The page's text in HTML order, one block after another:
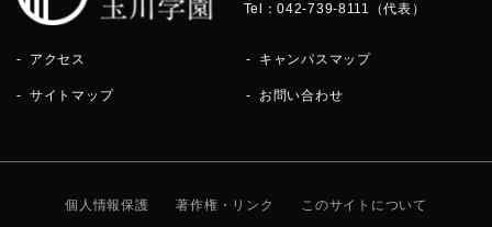
Tel：042-739-8111（代表）
アクセス キャンパスマップ
サイトマップ お問い合わせ
個人情報保護 著作権・リンク このサイトについて